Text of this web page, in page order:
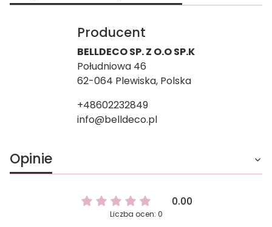
Producent
BELLDECO SP. Z O.O SP.K
Południowa 46
62-064 Plewiska, Polska
+48602232849
info@belldeco.pl
Opinie
0.00
Liczba ocen: 0